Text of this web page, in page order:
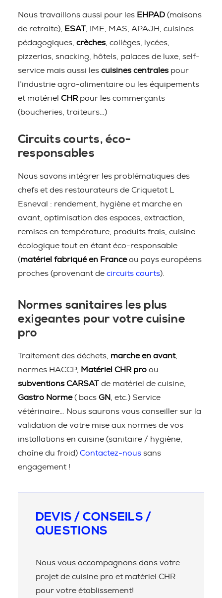
Nous travaillons aussi pour les EHPAD (maisons
de retraite),
ESAT , IME, MAS, APAJH, cuisines
pédagogiques, crèches , collèges, lycées,
pizzerias, snacking, hôtels, palaces de luxe, self-
service mais aussi les cuisines centrales pour
l’industrie agro-alimentaire ou les équipements
et matériel CHR pour les commerçants
(boucheries, traiteurs…)
Circuits courts, éco-
responsables
Nous savons intégrer les problématiques des
chefs et des restaurateurs de Criquetot L
Esneval : rendement, hygiène et marche en
avant, optimisation des espaces, extraction,
remises en température, produits frais, cuisine
écologique tout en étant éco-responsable
(matériel fabriqué en Franceou pays européens
proches (provenant de circuits courts).
Normes sanitaires les plus
exigeantes pour votre cuisine
pro
Traitement des déchets, marche en avant,
normes HACCP,
Matériel CHR pro ou
subventions CARSAT de matériel de cuisine,
Gastro Norme( bacs GN
, etc.) Service
vétérinaire… Nous saurons vous conseiller sur la
validation de votre mise aux normes de vos
installations en cuisine (sanitaire / hygiène,
chaîne du froid) Contactez-nous sans
engagement !
DEVIS / CONSEILS /
QUESTIONS
Nous vous accompagnons dans votre
projet de cuisine pro et matériel CHR
pour votre établissement!